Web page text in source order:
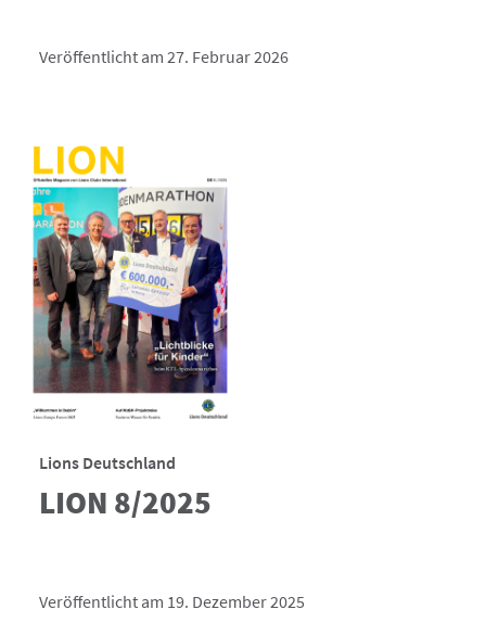
Veröffentlicht am 27. Februar 2026
Lions Deutschland
LION 8/2025
Veröffentlicht am 19. Dezember 2025